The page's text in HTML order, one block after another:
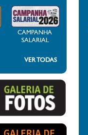
CAMPANHA
SALARIAL
VER TODAS